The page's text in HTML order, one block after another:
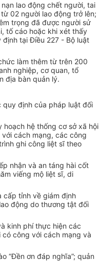
lao động chết người, tai
02 người lao động trở lên;
trọng đã được người sử
tố cáo hoặc khi xét thấy
tại Điều 227 - Bộ luật
làm thêm từ trên 200
nghiệp, cơ quan, tổ
địa bàn quản lý.
định của pháp luật đối
hệ thống cơ sở xã hội
cách mạng, các công
ghi công liệt sĩ theo
nhận và an táng hài cốt
viếng mộ liệt sĩ, di
cấp tỉnh về giám định
động do thương tật đối
kinh phí thực hiện các
công với cách mạng và
“Đền ơn đáp nghĩa”; quản